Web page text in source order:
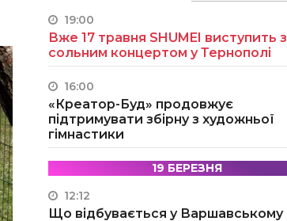
19:00
Вже 17 травня SHUMEI виступить з
сольним концертом у Тернополі
16:00
«Креатор-Буд» продовжує
підтримувати збірну з художньої
гімнастики
19 БЕРЕЗНЯ
12:12
Що відбувається у Варшавському